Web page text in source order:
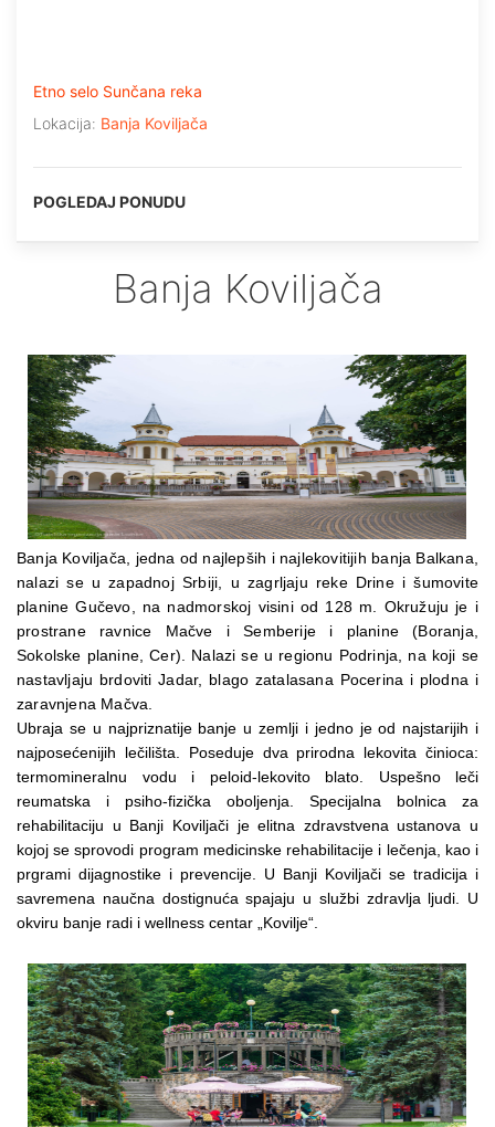
Etno selo Sunčana reka
Lokacija: Banja Koviljača
POGLEDAJ PONUDU
Banja Koviljača
Banja Koviljača, jedna od najlepših i najlekovitijih banja Balkana,
nalazi se u zapadnoj Srbiji, u zagrljaju reke Drine i šumovite
planine Gučevo, na nadmorskoj visini od 128 m. Okružuju je i
prostrane ravnice Mačve i Semberije i planine (Boranja,
Sokolske planine, Cer). Nalazi se u regionu Podrinja, na koji se
nastavljaju brdoviti Jadar, blago zatalasana Pocerina i plodna i
zaravnjena Mačva.
Ubraja se u najpriznatije banje u zemlji i jedno je od najstarijih i
najposećenijih lečilišta. Poseduje dva prirodna lekovita činioca:
termomineralnu vodu i peloid-lekovito blato. Uspešno leči
reumatska i psiho-fizička oboljenja. Specijalna bolnica za
rehabilitaciju u Banji Koviljači je elitna zdravstvena ustanova u
kojoj se sprovodi program medicinske rehabilitacije i lečenja, kao i
prgrami dijagnostike i prevencije. U Banji Koviljači se tradicija i
savremena naučna dostignuća spajaju u službi zdravlja ljudi. U
okviru banje radi i wellness centar „Kovilje“.